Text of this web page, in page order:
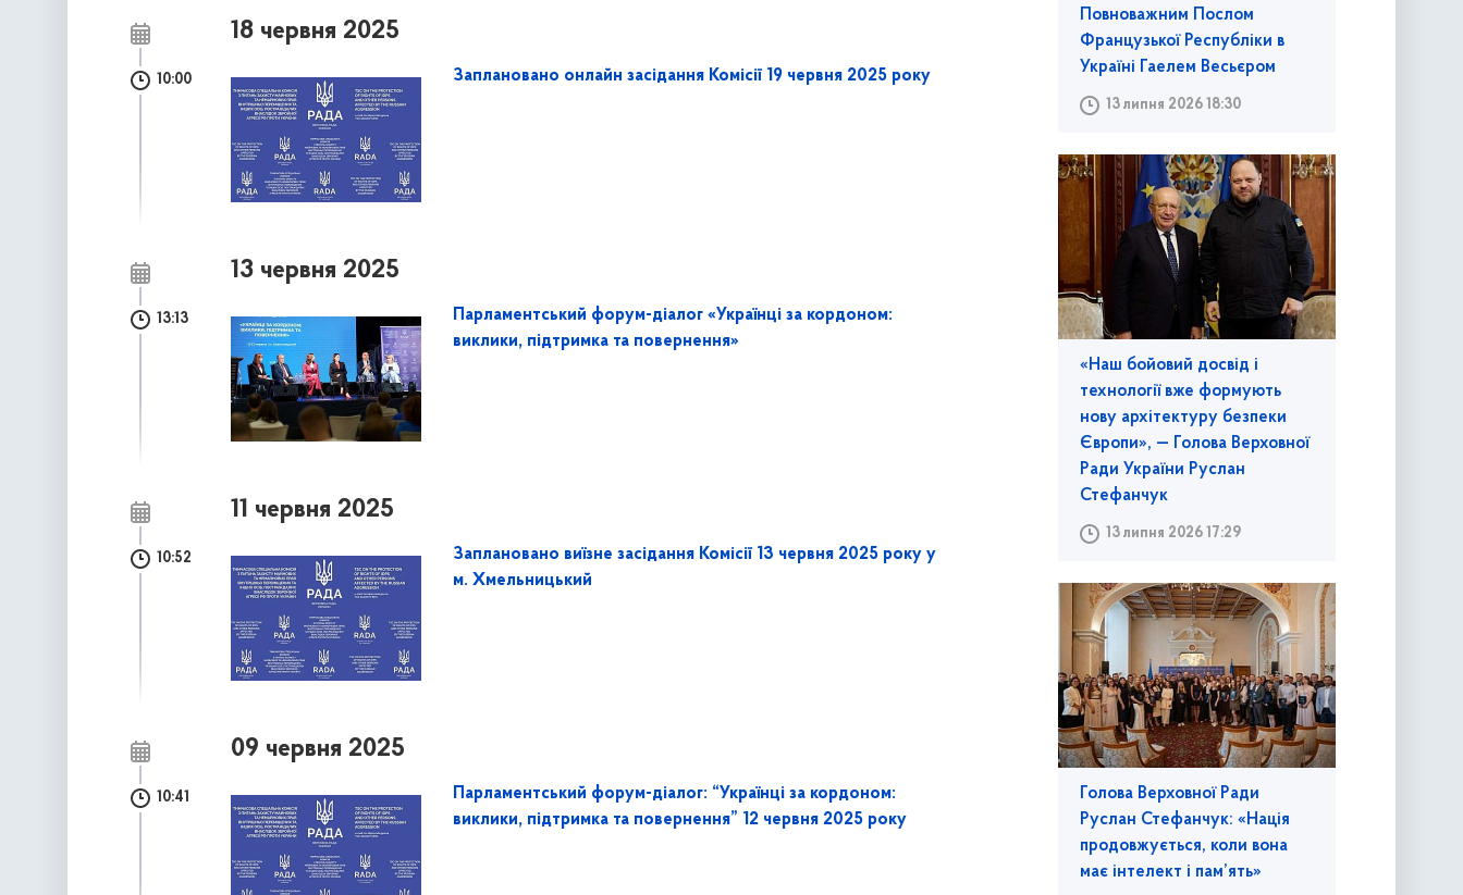
18 червня 2025
10:00 Заплановано онлайн засідання Комісії 19 червня 2025 року
13 червня 2025
13:13
Парламентський форум-діалог «Українці за кордоном:
виклики, підтримка та повернення»
11 червня 2025
10:52
Заплановано виїзне засідання Комісії 13 червня 2025 року у
м. Хмельницький
09 червня 2025
10:41
Парламентський форум-діалог: “Українці за кордоном:
виклики, підтримка та повернення” 12 червня 2025 року
Повноважним Послом
Французької Республіки в
Україні Гаелем Весьєром
13 липня 2026 18:30
«Наш бойовий досвід і
технології вже формують
нову архітектуру безпеки
Європи», — Голова Верховної
Ради України Руслан
Стефанчук
13 липня 2026 17:29
Голова Верховної Ради
Руслан Стефанчук: «Нація
продовжується, коли вона
має інтелект і пам’ять»